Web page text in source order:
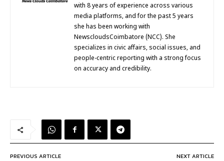
with 8 years of experience across various
media platforms, and for the past 5 years
she has been working with
NewscloudsCoimbatore (NCC). She
specializes in civic affairs, social issues, and
people-centric reporting with a strong focus
on accuracy and credibility.
PREVIOUS ARTICLE NEXT ARTICLE